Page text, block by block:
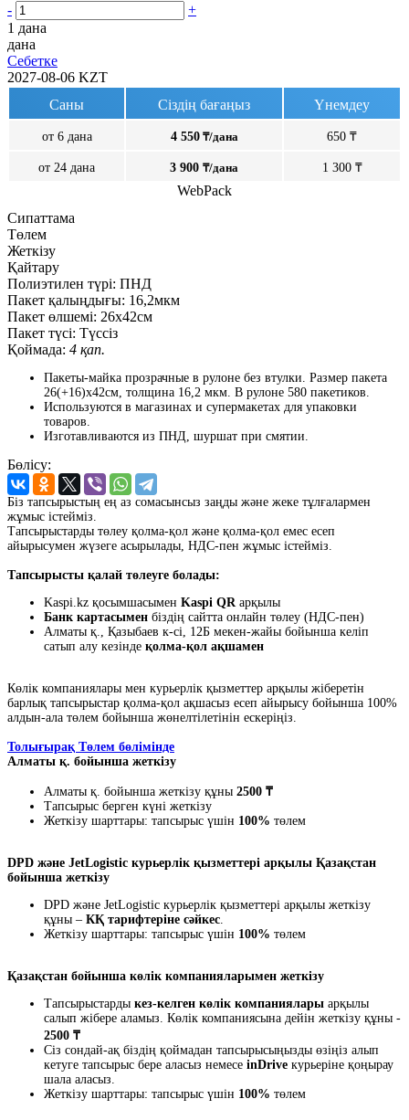
-
+
1 дана
дана
Себетке
2027-08-06 KZT
Саны
Сіздің бағаңыз Үнемдеу
от 6 дана 4 550₸/дана 650 ₸
от 24 дана 3 900 ₸/дана 1 300 ₸
WebPack
Сипаттама
Төлем
Жеткізу
Қайтару
Полиэтилен түрі: ПНД
Пакет қалыңдығы: 16,2мкм
Пакет өлшемі: 26x42см
Пакет түсі: Түссіз
Қоймада: 4 қап.
Пакеты-майка прозрачные в рулоне без втулки. Размер пакета
26(+16)x42см, толщина 16,2 мкм. В рулоне 580 пакетиков.
Используются в магазинах и супермакетах для упаковки
товаров.
Изготавливаются из ПНД, шуршат при смятии.
Бөлісу:
Біз тапсырыстың ең аз сомасынсыз заңды және жеке тұлғалармен
жұмыс істейміз.
Тапсырыстарды төлеу қолма-қол және қолма-қол емес есеп
айырысумен жүзеге асырылады, НДС-пен жұмыс істейміз.
Тапсырысты қалай төлеуге болады:
Kaspi.kz қосымшасымен Kaspi QR арқылы
Банк картасымен біздің сайтта онлайн төлеу (НДС-пен)
Алматы қ., Қазыбаев к-сі, 12Б мекен-жайы бойынша келіп
сатып алу кезінде қолма-қол ақшамен
Көлік компаниялары мен курьерлік қызметтер арқылы жіберетін
барлық тапсырыстар қолма-қол ақшасыз есеп айырысу бойынша 100%
алдын-ала төлем бойынша жөнелтілетінін ескеріңіз.
Толығырақ Төлем бөлімінде
Алматы қ. бойынша жеткізу
Алматы қ. бойынша жеткізу құны 2500 ₸
Тапсырыс берген күні жеткізу
Жеткізу шарттары: тапсырыс үшін 100% төлем
DPD және JetLogistic курьерлік қызметтері арқылы Қазақстан
бойынша жеткізу
DPD және JetLogistic курьерлік қызметтері арқылы жеткізу
құны – КҚ тарифтеріне сәйкес
Жеткізу шарттары: тапсырыс үшін 100% төлем
Қазақстан бойынша көлік компанияларымен жеткізу
Тапсырыстарды кез-келген көлік компаниялары арқылы
салып жібере аламыз. Көлік компаниясына дейін жеткізу құны -
2500 ₸
Сіз сондай-ақ біздің қоймадан тапсырысыңызды өзіңіз алып
кетуге тапсырыс бере аласыз немесе inDrive курьеріне қоңырау
шала аласыз.
Жеткізу шарттары: тапсырыс үшін 100% төлем